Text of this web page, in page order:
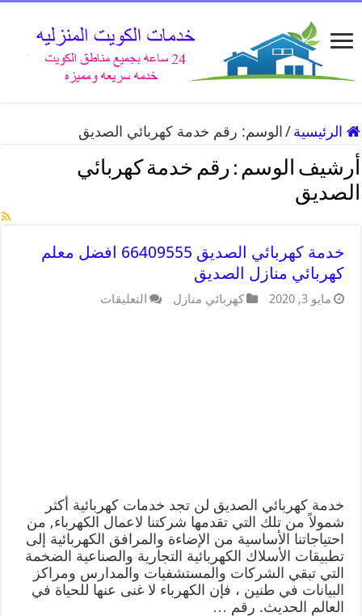
الرئيسية / الوسم: رقم خدمة كهربائي الصديق
أرشيف الوسم : رقم خدمة كهربائي
الصديق
خدمة كهربائي الصديق 66409555 افضل معلم
كهربائي منازل الصديق
مايو 3, 2020 كهربائي منازل التعليقات
خدمة كهربائي الصديق لن تجد خدمات كهربائية أكثر
شمولاً من تلك التي تقدمها شركتنا لاعمال الكهرباء, من
احتياجاتنا الأساسية من الإضاءة والمرافق الكهربائية إلى
تطبيقات الأسلاك الكهربائية التجارية والصناعية الضخمة
التي تبقي الشركات والمستشفيات والمدارس ومراكز
البيانات في طنين ، فإن الكهرباء لا غنى عنها للحياة في
العالم الحديث. رقم …